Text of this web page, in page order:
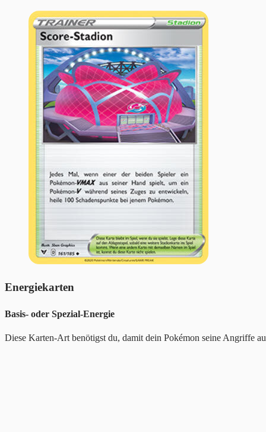
Energiekarten
Basis- oder Spezial-Energie
Diese Karten-Art benötigst du, damit dein Pokémon seine Angriffe